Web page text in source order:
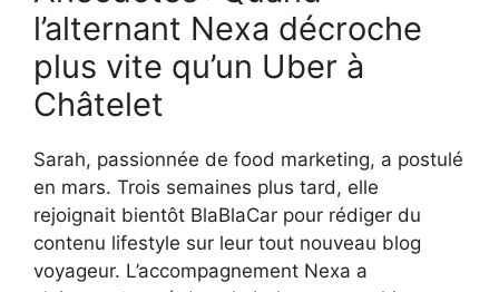
l’alternant Nexa décroche
plus vite qu’un Uber à
Châtelet
Sarah, passionnée de food marketing, a postulé
en mars. Trois semaines plus tard, elle
rejoignait bientôt BlaBlaCar pour rédiger du
contenu lifestyle sur leur tout nouveau blog
voyageur. L’accompagnement Nexa a